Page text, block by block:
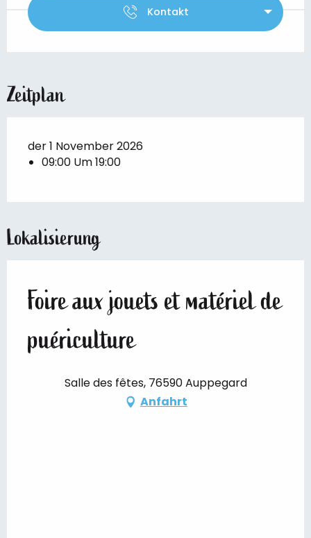
Kontakt
Zeitplan
der 1 November 2026
09:00 Um 19:00
Lokalisierung
Foire aux jouets et matériel de
puériculture
Salle des fêtes, 76590 Auppegard
Anfahrt